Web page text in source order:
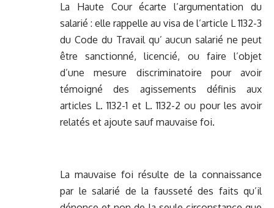
La Haute Cour écarte l’argumentation du
salarié : elle rappelle au visa de l’article L 1132-3
du Code du Travail qu’ aucun salarié ne peut
être sanctionné, licencié, ou faire l’objet
d’une mesure discriminatoire pour avoir
témoigné des agissements définis aux
articles L. 1132-1 et L. 1132-2 ou pour les avoir
relatés et ajoute sauf mauvaise foi.
La mauvaise foi résulte de la connaissance
par le salarié de la fausseté des faits qu’il